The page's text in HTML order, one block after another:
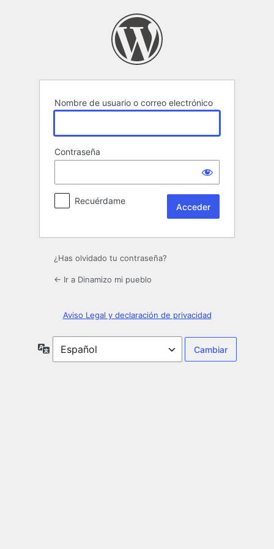
Nombre de usuario o correo electrónico
Contraseña
Recuérdame
¿Has olvidado tu contraseña?
← Ir a Dinamizo mi pueblo
Aviso Legal y declaración de privacidad
Idioma